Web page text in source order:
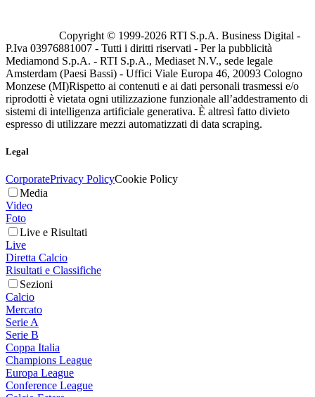
Copyright © 1999-2026 RTI S.p.A. Business Digital -
P.Iva 03976881007 - Tutti i diritti riservati - Per la pubblicità
Mediamond S.p.A. - RTI S.p.A., Mediaset N.V., sede legale
Amsterdam (Paesi Bassi) - Uffici Viale Europa 46, 20093 Cologno
Monzese (MI)Rispetto ai contenuti e ai dati personali trasmessi e/o
riprodotti è vietata ogni utilizzazione funzionale all’addestramento di
sistemi di intelligenza artificiale generativa. È altresì fatto divieto
espresso di utilizzare mezzi automatizzati di data scraping.
Legal
CorporatePrivacy PolicyCookie Policy
Media
Video
Foto
Live e Risultati
Live
Diretta Calcio
Risultati e Classifiche
Sezioni
Calcio
Mercato
Serie A
Serie B
Coppa Italia
Champions League
Europa League
Conference League